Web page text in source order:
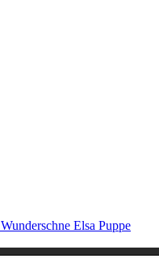
Wunderschne Elsa Puppe